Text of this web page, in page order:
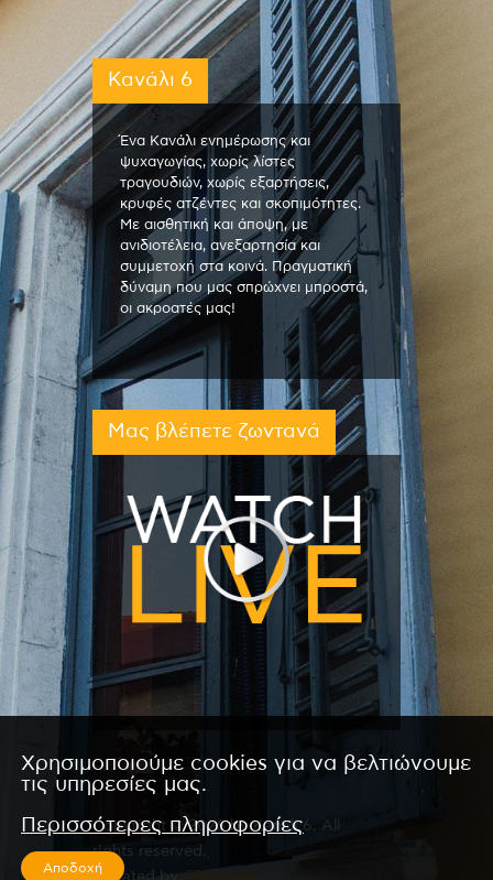
Κανάλι 6
Ένα Κανάλι ενημέρωσης και
ψυχαγωγίας, χωρίς λίστες
τραγουδιών, χωρίς εξαρτήσεις,
κρυφές ατζέντες και σκοπιμότητες.
Με αισθητική και άποψη, με
ανιδιοτέλεια, ανεξαρτησία και
συμμετοχή στα κοινά. Πραγματική
δύναμη που μας σπρώχνει μπροστά,
οι ακροατές μας!
Μας βλέπετε ζωντανά
Copyright © 2026 by Kanali 6. All
rights reserved.
Χρησιμοποιούμε cookies για να βελτιώνουμε
τις υπηρεσίες μας.
Περισσότερες πληροφορίες
Αποδοχή